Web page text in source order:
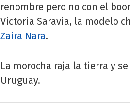
renombre pero no con el
Victoria Saravia, la modelo
Zaira Nara.
La morocha raja la tierra y
Uruguay.